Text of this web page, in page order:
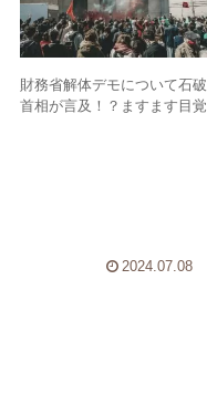
財務省解体デモについて石破
首相が言及！？ますます目覚
2024.07.08